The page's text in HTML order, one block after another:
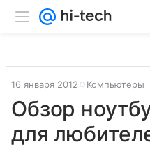
16 января 2012 Компьютеры
Обзор
для